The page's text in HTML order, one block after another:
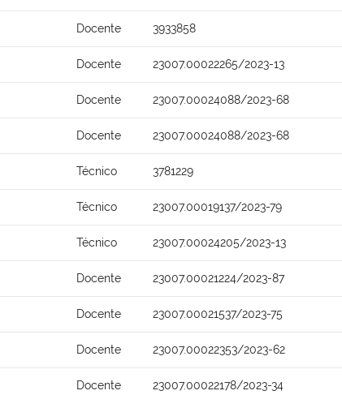
Docente 3933858
Docente 23007.00022265/2023-13
Docente 23007.00024088/2023-68
Docente 23007.00024088/2023-68
Técnico 3781229
Técnico 23007.00019137/2023-79
Técnico 23007.00024205/2023-13
Docente 23007.00021224/2023-87
Docente 23007.00021537/2023-75
Docente 23007.00022353/2023-62
Docente 23007.00022178/2023-34